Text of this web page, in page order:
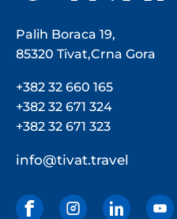
Palih Boraca 19,
85320 Tivat,Crna Gora
+382 32 660 165
+382 32 671 324
+382 32 671 323
info@tivat.travel